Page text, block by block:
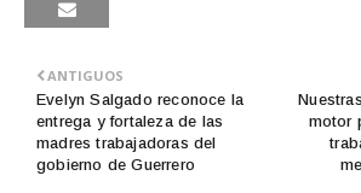
motor
ANTIGUOS
Evelyn Salgado reconoce la
entrega y fortaleza de las
madres trabajadoras del
gobierno de Guerrero